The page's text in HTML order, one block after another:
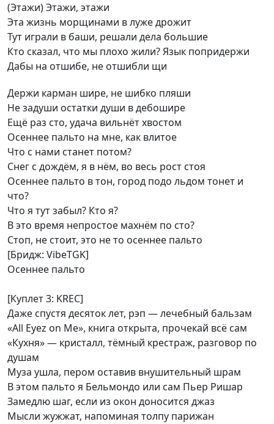
(Этажи) Этажи, этажи
Эта жизнь морщинами в луже дрожит
Тут играли в баши, решали дела большие
Кто сказал, что мы плохо жили? Язык попридержи
Дабы на отшибе, не отшибли щи
Держи карман шире, не шибко пляши
Не задуши остатки души в дебошире
Ещё раз сто, удача вильнёт хвостом
Осеннее пальто на мне, как влитое
Что с нами станет потом?
Снег с дождём, я в нём, во весь рост стоя
Осеннее пальто в тон, город подо льдом тонет и
что?
Что я тут забыл? Кто я?
В это время непростое махнём по сто?
Стоп, не стоит, это не то осеннее пальто
[Бридж: VibeTGK]
Осеннее пальто
[Куплет 3: KREC]
Даже спустя десяток лет, рэп — лечебный бальзам
«All Eyez on Me», книга открыта, прочекай всё сам
«Кухня» — кристалл, тёмный крестраж, разговор по
душам
Муза ушла, пером оставив внушительный шрам
В этом пальто я Бельмондо или сам Пьер Ришар
Замедлю шаг, если из окон доносится джаз
Мысли жужжат, напоминая толпу парижан